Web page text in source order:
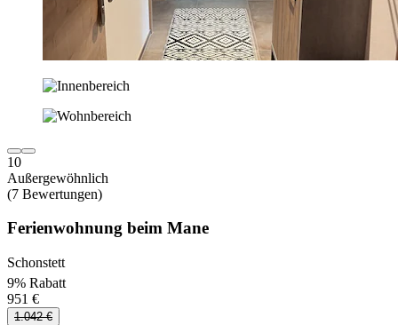
10
Außergewöhnlich
(7 Bewertungen)
Ferienwohnung beim Mane
Schonstett
9% Rabatt
951 €
1.042 €